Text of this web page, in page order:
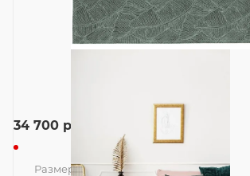
34 700 руб.
Размер —
160x230